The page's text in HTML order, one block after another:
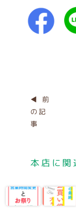
◀ 前
の記
事
本店に関